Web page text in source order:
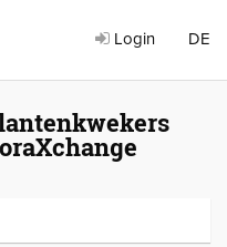
Login DE